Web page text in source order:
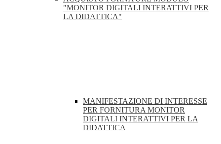
"MONITOR DIGITALI INTERATTIVI PER
LA DIDATTICA"
MANIFESTAZIONE DI INTERESSE
PER FORNITURA MONITOR
DIGITALI INTERATTIVI PER LA
DIDATTICA